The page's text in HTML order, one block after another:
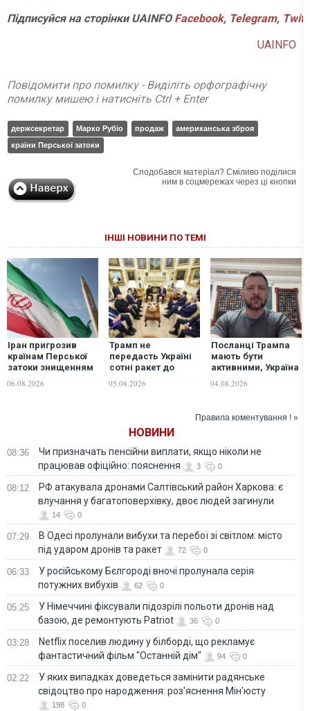
ПідписуйсянасторінкиUAINFO Facebook, Telegram,
UAINFO
Повідомити про помилку - Виділіть орфографічну
помилку мишею і натисніть Ctrl + Enter
держсекретар Марко Рубіо продаж
американська зброя
країни Перської затоки
Сподобався матеріал? Сміливо поділися
ним в соцмережах через ці кнопки
ІНШІ НОВИНИ ПО ТЕМІ
Іран пригрозив
країнам Перської
затоки знищенням
у разі нових атак
06.08.2026
Трамп не
передасть Україні
сотні ракет до
вони в дефіциті, -
05.08.2026
Посланці Трампа
мають бути
активними, Україна
переговорів, -
04.08.2026
Правила коментування ! »
НОВИНИ
08:36
Чи призначать пенсійни виплати, якщо ніколи не
працював офіційно: пояснення
3 0
08:12
РФ атакувала дронами Салтівський район Харкова: є
влучання у багатоповерхівку, двоє людей загинули
14 0
07:29
В Одесі пролунали вибухи та перебої зі світлом: місто
під ударом дронів та ракет
72 0
06:33
У російському Бєлгороді вночі пролунала серія
потужних вибухів
62 0
05:25
У Німеччині фіксували підозрілі польоти дронів над
базою, де ремонтують Patriot
36 0
03:28
Netflix поселив людину у білборді, що рекламує
фантастичний фільм "Останній дім"
94 0
02:22
У яких випадках доведеться замінити радянське
свідоцтво про народження: роз'яснення Мін'юсту
198 0